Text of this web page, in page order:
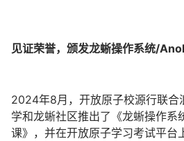
见证荣誉，颁发龙蜥操作系统/
2024年8月，开放原子校源行联合
学和龙蜥社区推出了《龙蜥操作系
课》，并在开放原子学习考试平台